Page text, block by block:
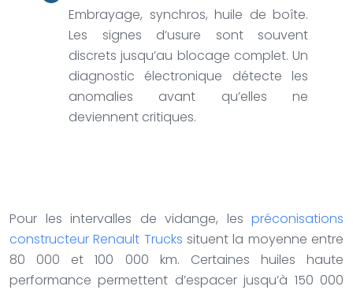
Embrayage, synchros, huile de boîte.
Les signes d’usure sont souvent
discrets jusqu’au blocage complet. Un
diagnostic électronique détecte les
anomalies avant qu’elles ne
deviennent critiques.
Pour les intervalles de vidange, les préconisations
constructeur Renault Trucks situent la moyenne entre
80 000 et 100 000 km. Certaines huiles haute
performance permettent d’espacer jusqu’à 150 000